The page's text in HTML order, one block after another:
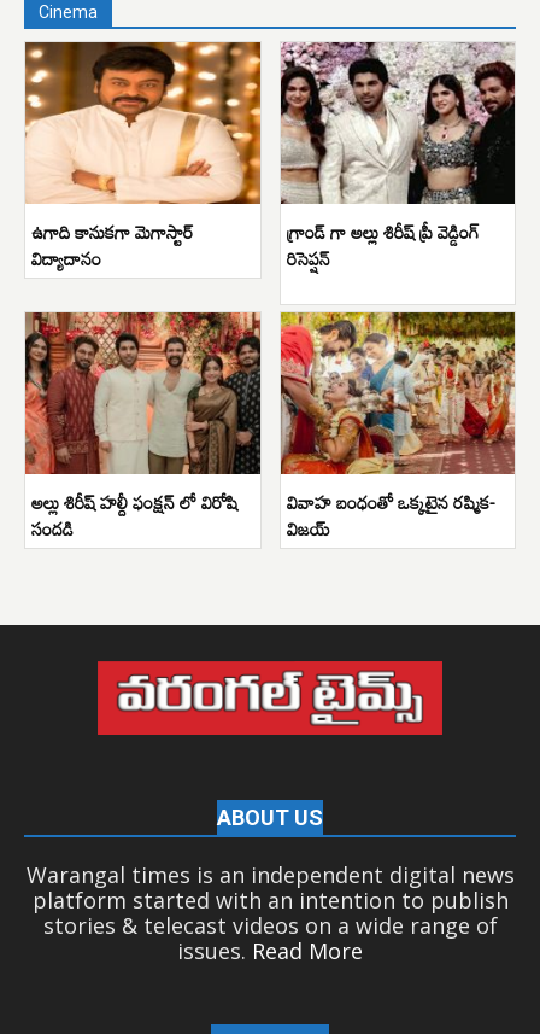
Cinema
ఉగాది కానుకగా మెగాస్టార్
విద్యాదానం
గ్రాండ్ గా అల్లు శిరీష్ ప్రీ వెడ్డింగ్
రిసెప్షన్
అల్లు శిరీష్ హల్దీ ఫంక్షన్ లో విరోషి
సందడి
వివాహ బంధంతో ఒక్కటైన రష్మిక-
విజయ్
ABOUT US
Warangal times is an independent digital news
platform started with an intention to publish
stories & telecast videos on a wide range of
issues. Read More